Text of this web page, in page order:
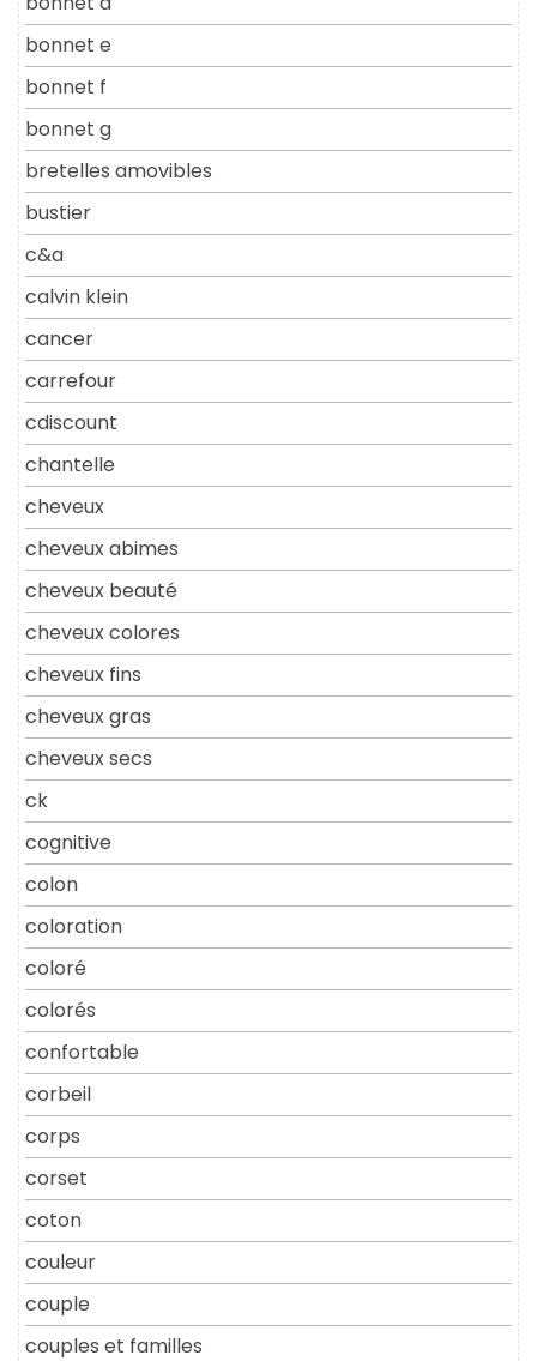
bonnet e
bonnet f
bonnet g
bretelles amovibles
bustier
c&a
calvin klein
cancer
carrefour
cdiscount
chantelle
cheveux
cheveux abimes
cheveux beauté
cheveux colores
cheveux fins
cheveux gras
cheveux secs
ck
cognitive
colon
coloration
coloré
colorés
confortable
corbeil
corps
corset
coton
couleur
couple
couples et familles